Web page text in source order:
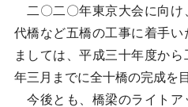
二〇二〇年東京大会に向け
代橋など五橋の工事に着手い
ましては、平成三十年度か
年三月までに全十橋の完成を
今後とも、橋梁のライトア